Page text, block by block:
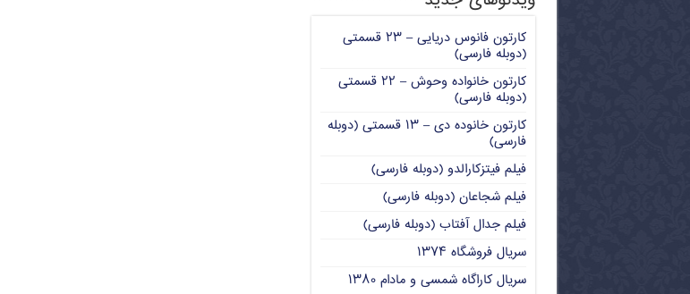
کارتون فانوس دریایی – ۲۳ قسمتی
(دوبله فارسی)
کارتون خانواده وحوش – ۲۲ قسمتی
(دوبله فارسی)
کارتون خانوده دی – ۱۳ قسمتی (دوبله
فارسی)
فیلم فیتزکارالدو (دوبله فارسی)
فیلم شجاعان (دوبله فارسی)
فیلم جدال آفتاب (دوبله فارسی)
سریال فروشگاه ۱۳۷۴
سریال کاراگاه شمسی و مادام ۱۳۸۰